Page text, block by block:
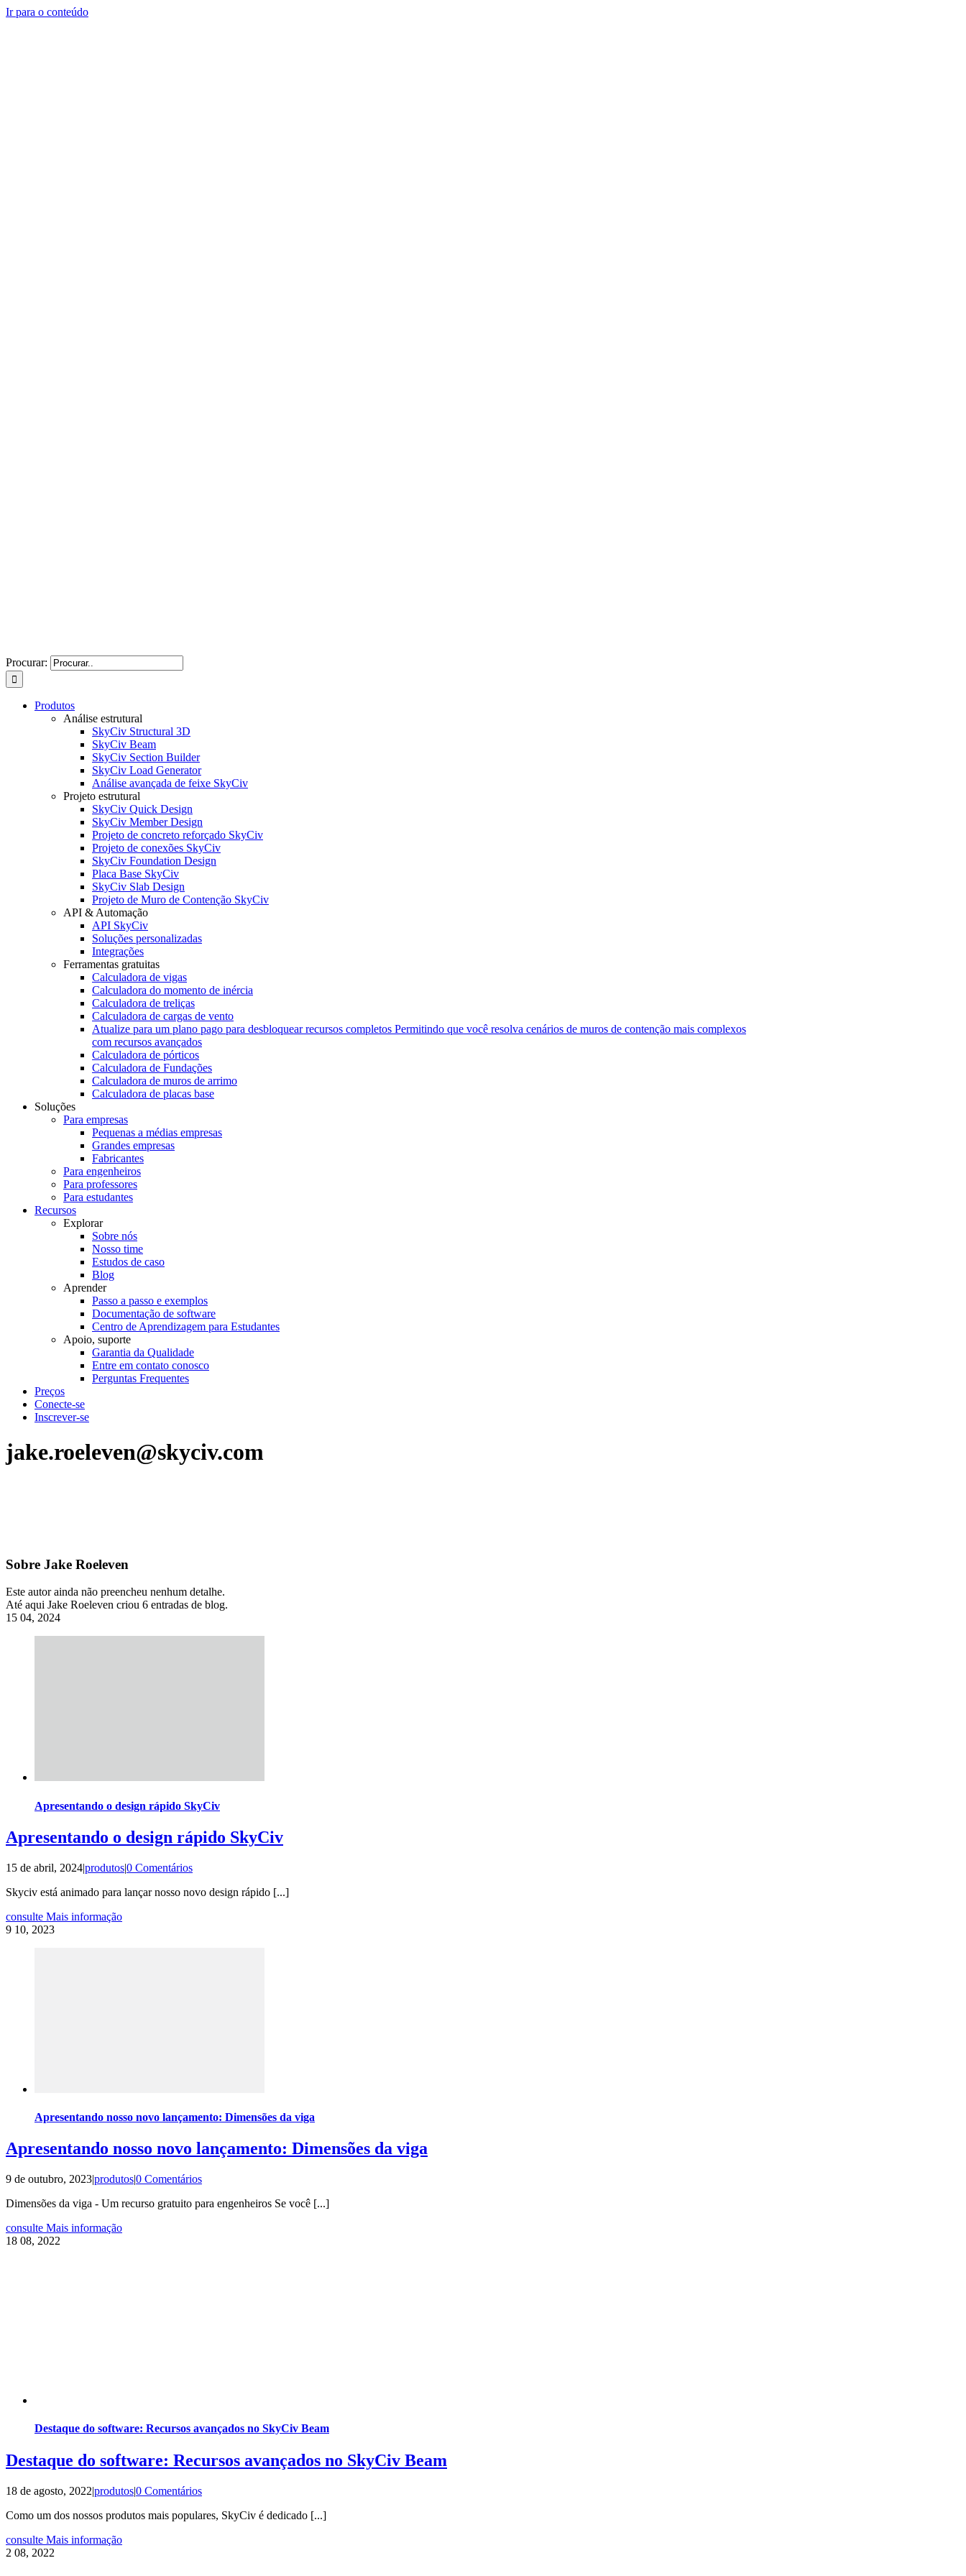
Ir para o conteúdo
Procurar:
Produtos
Análise estrutural
SkyCiv Structural 3D
SkyCiv Beam
SkyCiv Section Builder
SkyCiv Load Generator
Análise avançada de feixe SkyCiv
Projeto estrutural
SkyCiv Quick Design
SkyCiv Member Design
Projeto de concreto reforçado SkyCiv
Projeto de conexões SkyCiv
SkyCiv Foundation Design
Placa Base SkyCiv
SkyCiv Slab Design
Projeto de Muro de Contenção SkyCiv
API & Automação
API SkyCiv
Soluções personalizadas
Integrações
Ferramentas gratuitas
Calculadora de vigas
Calculadora do momento de inércia
Calculadora de treliças
Calculadora de cargas de vento
Atualize para um plano pago para desbloquear recursos completos Permitindo que você resolva cenários de muros de contenção mais complexos
com recursos avançados
Calculadora de pórticos
Calculadora de Fundações
Calculadora de muros de arrimo
Calculadora de placas base
Soluções
Para empresas
Pequenas a médias empresas
Grandes empresas
Fabricantes
Para engenheiros
Para professores
Para estudantes
Recursos
Explorar
Sobre nós
Nosso time
Estudos de caso
Blog
Aprender
Passo a passo e exemplos
Documentação de software
Centro de Aprendizagem para Estudantes
Apoio, suporte
Garantia da Qualidade
Entre em contato conosco
Perguntas Frequentes
Preços
Conecte-se
Inscrever-se
jake.roeleven@skyciv.com
Sobre Jake Roeleven
Este autor ainda não preencheu nenhum detalhe.
Até aqui Jake Roeleven criou 6 entradas de blog.
15 04, 2024
Apresentando o design rápido SkyCiv
Apresentando o design rápido SkyCiv
15 de abril, 2024|produtos|0 Comentários
Skyciv está animado para lançar nosso novo design rápido [...]
consulte Mais informação
9 10, 2023
Apresentando nosso novo lançamento: Dimensões da viga
Apresentando nosso novo lançamento: Dimensões da viga
9 de outubro, 2023|produtos|0 Comentários
Dimensões da viga - Um recurso gratuito para engenheiros Se você [...]
consulte Mais informação
18 08, 2022
Destaque do software: Recursos avançados no SkyCiv Beam
Destaque do software: Recursos avançados no SkyCiv Beam
18 de agosto, 2022|produtos|0 Comentários
Como um dos nossos produtos mais populares, SkyCiv é dedicado [...]
consulte Mais informação
2 08, 2022